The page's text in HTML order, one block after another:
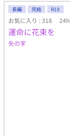
長編 完結 R18
お気に入り : 318
運命に花束を
矢の字